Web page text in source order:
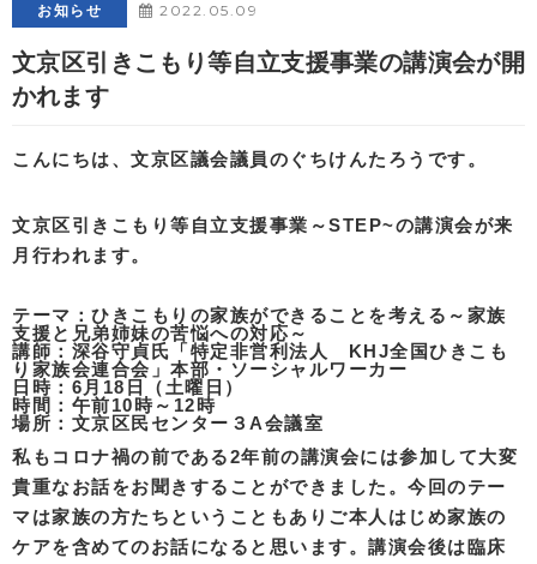
お知らせ 2022.05.09
文京区引きこもり等自立支援事業の講演会が開
かれます
こんにちは、文京区議会議員のぐちけんたろうです。
文京区引きこもり等自立支援事業～STEP~の講演会が来
月行われます。
テーマ：ひきこもりの家族ができることを考える～家族
支援と兄弟姉妹の苦悩への対応～
講師：深谷守貞氏「特定非営利法人 KHJ全国ひきこも
り家族会連合会」本部・ソーシャルワーカー
日時：6月18日（土曜日）
時間：午前10時～12時
場所：文京区民センター３A会議室
私もコロナ禍の前である2年前の講演会には参加して大変
貴重なお話をお聞きすることができました。今回のテー
マは家族の方たちということもありご本人はじめ家族の
ケアを含めてのお話になると思います。講演会後は臨床